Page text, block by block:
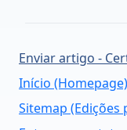
Enviar artigo -
Início (Homepage)
Sitemap (Edições